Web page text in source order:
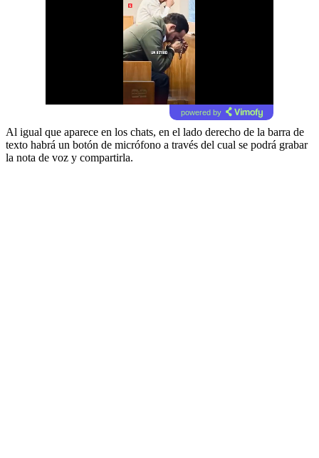
powered by
Al igual que aparece en los chats, en el lado derecho de la barra de
texto habrá un botón de micrófono a través del cual se podrá grabar
la nota de voz y compartirla.